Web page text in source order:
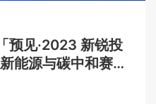
预见·2023 新锐投
能源与碳中和赛道